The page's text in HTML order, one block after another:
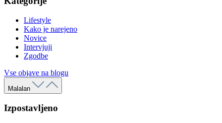
Lifestyle
Kako je narejeno
Novice
Intervjuji
Zgodbe
Vse objave na blogu
Malalan
Izpostavljeno